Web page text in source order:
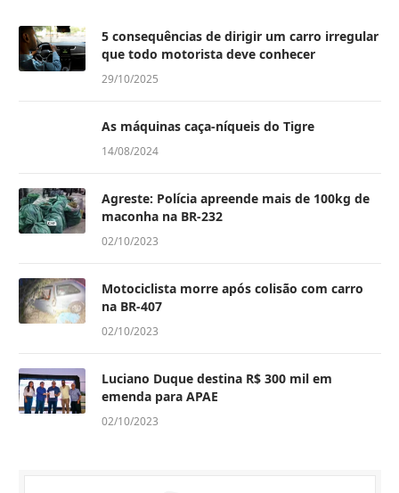
5 consequências de dirigir um carro irregular
que todo motorista deve conhecer
29/10/2025
As máquinas caça-níqueis do Tigre
14/08/2024
Agreste: Polícia apreende mais de 100kg de
maconha na BR-232
02/10/2023
Motociclista morre após colisão com carro
na BR-407
02/10/2023
Luciano Duque destina R$ 300 mil em
emenda para APAE
02/10/2023